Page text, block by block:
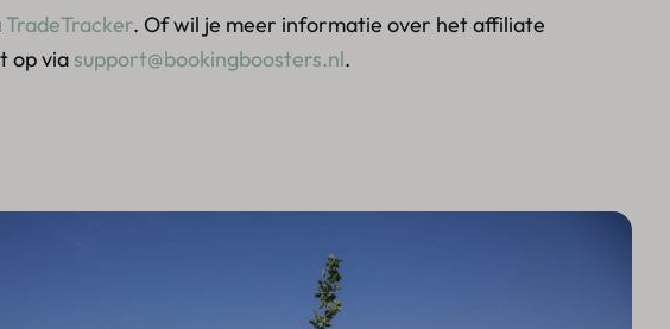
TradeTracker. Of wil je meer informatie over het affiliate
op via support@bookingboosters.nl.